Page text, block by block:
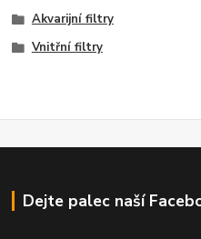
Akvarijní filtry
Vnitřní filtry
Dejte palec naší